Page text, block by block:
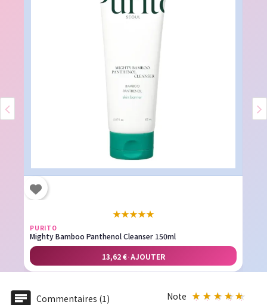
★★★★★
PURITO
Mighty Bamboo Panthenol Cleanser 150ml
13,62 €·AJOUTER
Commentaires (1) Note